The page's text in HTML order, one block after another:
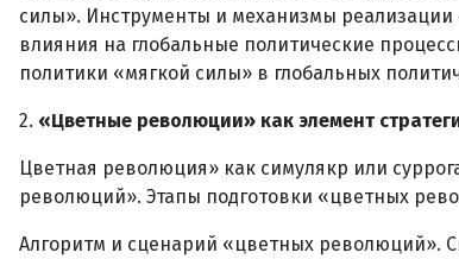
силы». Инструменты и механизмы
влияния на глобальные политические
политики «мягкой силы» в глобальных
2. «Цветные революции» как элемент
Цветная революция» как симулякр или
революций». Этапы подготовки «цветных
Алгоритм и сценарий «цветных революций».